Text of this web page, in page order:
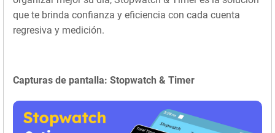
que te brinda confianza y eficiencia con cada cuenta
regresiva y medición.
Capturas de pantalla: Stopwatch & Timer